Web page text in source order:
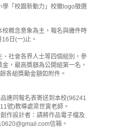
學「校園新動力」校徽logo徵選
概念意象為主，報名與繳件時
日(一)止。
社會各界人士等四個組別，參
，最高獎額為公開組第一名，
各組獎勵金額如附件。
同報名表寄送到本校(96241
號)教導處梁世寅老師。
設計者：請將作品電子檔及
信箱。